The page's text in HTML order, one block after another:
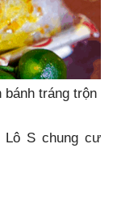
tráng trộn
S chung cư